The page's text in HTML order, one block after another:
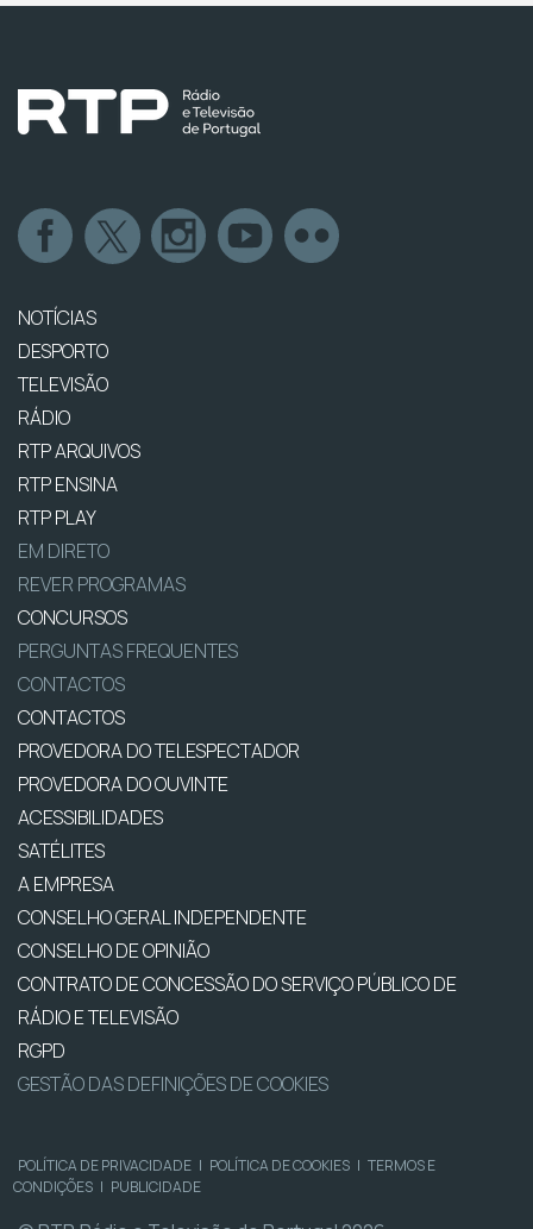
NOTÍCIAS
DESPORTO
TELEVISÃO
RÁDIO
RTP ARQUIVOS
RTP ENSINA
RTP PLAY
EM DIRETO
REVER PROGRAMAS
CONCURSOS
PERGUNTAS FREQUENTES
CONTACTOS
CONTACTOS
PROVEDORA DO TELESPECTADOR
PROVEDORA DO OUVINTE
ACESSIBILIDADES
SATÉLITES
A EMPRESA
CONSELHO GERAL INDEPENDENTE
CONSELHO DE OPINIÃO
CONTRATO DE CONCESSÃO DO SERVIÇO PÚBLICO DE
RÁDIO E TELEVISÃO
RGPD
GESTÃO DAS DEFINIÇÕES DE COOKIES
POLÍTICA DE PRIVACIDADE | POLÍTICA DE COOKIES | TERMOS E
CONDIÇÕES | PUBLICIDADE